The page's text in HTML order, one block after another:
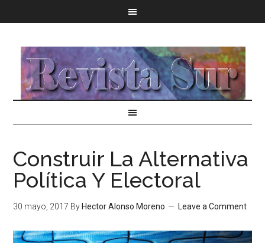
Construir La Alternativa
Política Y Electoral
30 mayo, 2017 By Hector Alonso Moreno Leave a Comment